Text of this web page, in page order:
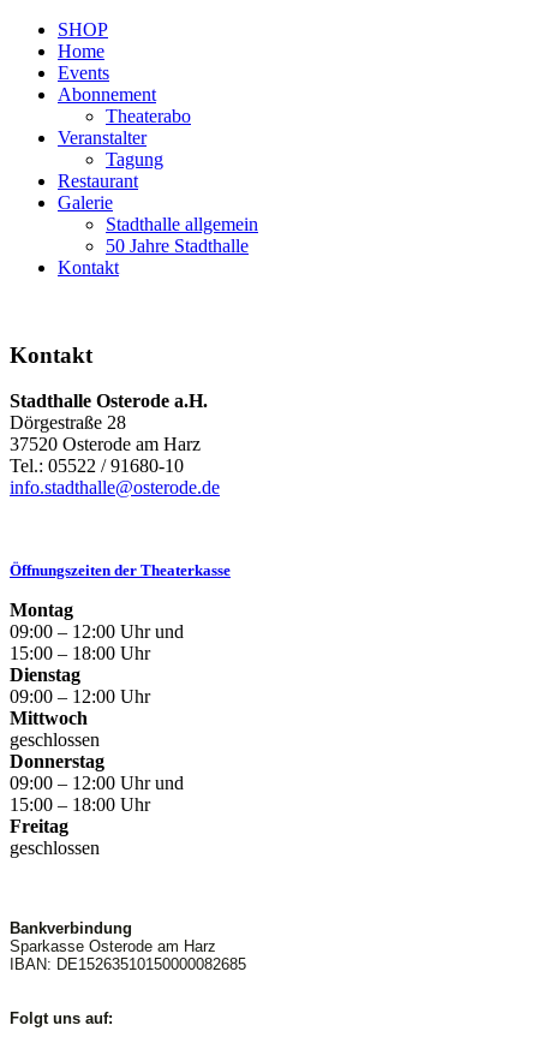
SHOP
Home
Events
Abonnement
Theaterabo
Veranstalter
Tagung
Restaurant
Galerie
Stadthalle allgemein
50 Jahre Stadthalle
Kontakt
Kontakt
Stadthalle Osterode a.H.
Dörgestraße 28
37520 Osterode am Harz
Tel.: 05522 / 91680-10
info.stadthalle@osterode.de
Öffnungszeiten der Theaterkasse
Montag
09:00 – 12:00 Uhr und
15:00 – 18:00 Uhr
Dienstag
09:00 – 12:00 Uhr
Mittwoch
geschlossen
Donnerstag
09:00 – 12:00 Uhr und
15:00 – 18:00 Uhr
Freitag
geschlossen
Bankverbindung
Sparkasse Osterode am Harz
IBAN: DE15263510150000082685
Folgt uns auf: